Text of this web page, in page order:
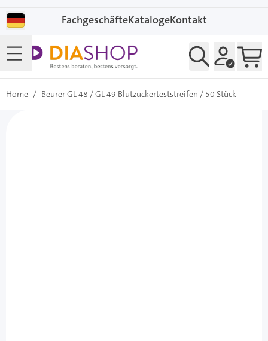
FachgeschäfteKatalogeKontakt
Home / Beurer GL 48 / GL 49 Blutzuckerteststreifen / 50 Stück